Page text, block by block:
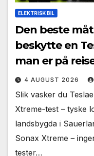
ELEKTRISK BIL
Den beste
beskytte en
man er på
4 AUGUST 2026
Slik vasker du
Xtreme-test – tyske
landsbygda i
Sonax Xtreme –
tester…